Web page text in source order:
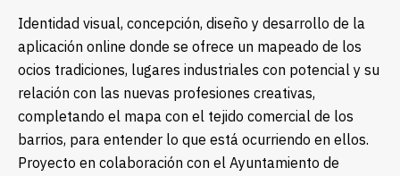
Identidad visual, concepción, diseño y desarrollo de la
aplicación online donde se ofrece un mapeado de los
oficios tradiciones, lugares industriales con potencial y su
relación con las nuevas profesiones creativas,
completando el mapa con el tejido comercial de los
barrios, para entender lo que está ocurriendo en ellos.
Proyecto en colaboración con el Ayuntamiento de